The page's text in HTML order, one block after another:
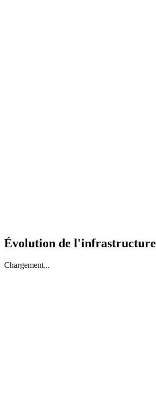
Évolution de l'infrastructure
Chargement...